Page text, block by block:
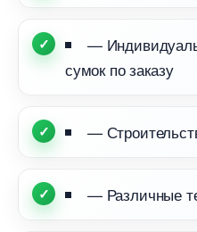
—
сумок по заказу
—
— Различные